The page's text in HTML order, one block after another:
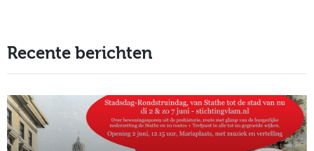
Recente berichten